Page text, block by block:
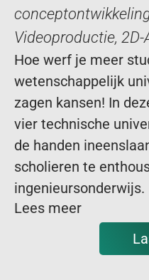
Videoproductie, 2D-
Hoe werf je meer
wetenschappelijk
zagen kansen! In
vier technische
de handen
scholieren te
ingenieursonderwijs.
Lees meer